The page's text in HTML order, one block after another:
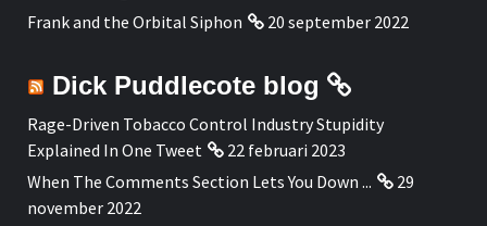
Frank and the Orbital Siphon
20 september 2022
Dick Puddlecote blog
Rage-Driven Tobacco Control Industry Stupidity
Explained In One Tweet
22 februari 2023
When The Comments Section Lets You Down ...
29
november 2022